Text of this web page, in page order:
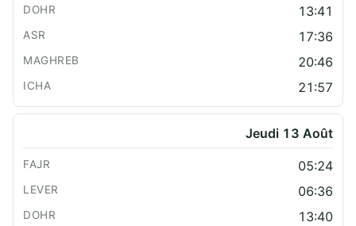
13:41
17:36
20:46
21:57
Jeudi 13 Août
05:24
06:36
13:40